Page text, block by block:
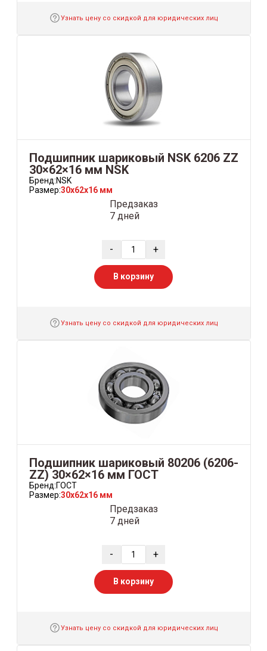
Узнать цену со скидкой для юридических лиц
Подшипник шариковый NSK 6206 ZZ
30×62×16 мм NSK
Бренд:NSK
Размер:30x62x16 мм
Предзаказ
7 дней
- +
В корзину
Узнать цену со скидкой для юридических лиц
Подшипник шариковый 80206 (6206-
ZZ) 30×62×16 мм ГОСТ
Бренд:ГОСТ
Размер:30x62x16 мм
Предзаказ
7 дней
- +
В корзину
Узнать цену со скидкой для юридических лиц